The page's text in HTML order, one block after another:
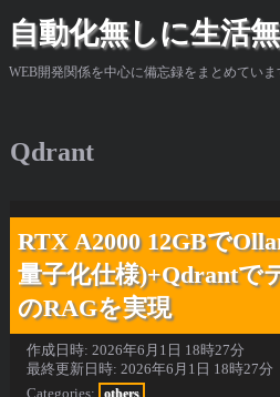
自動化無しに生活
WEB開発関係を中心に備忘録をまとめていま
Qdrant
RTX A2000 12GBで
量子化仕様)+Qdrantで
のRAGを実現
作成日時: 2026年6月1日 18時27分
最終更新日時: 2026年6月1日 18時27分
Categories:
others